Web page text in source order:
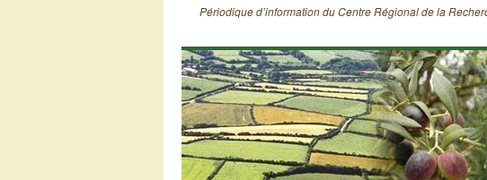
Périodique d’information du Centre Régional de la